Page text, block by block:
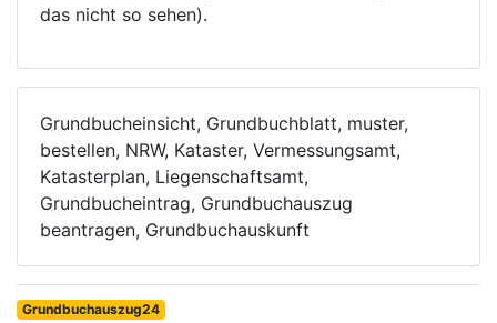
das nicht so sehen).
Grundbucheinsicht, Grundbuchblatt, muster,
bestellen, NRW, Kataster, Vermessungsamt,
Katasterplan, Liegenschaftsamt,
Grundbucheintrag, Grundbuchauszug
beantragen, Grundbuchauskunft
Grundbuchauszug24